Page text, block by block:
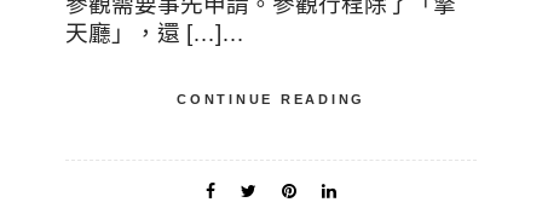
天廳」，還 […]…
CONTINUE READING